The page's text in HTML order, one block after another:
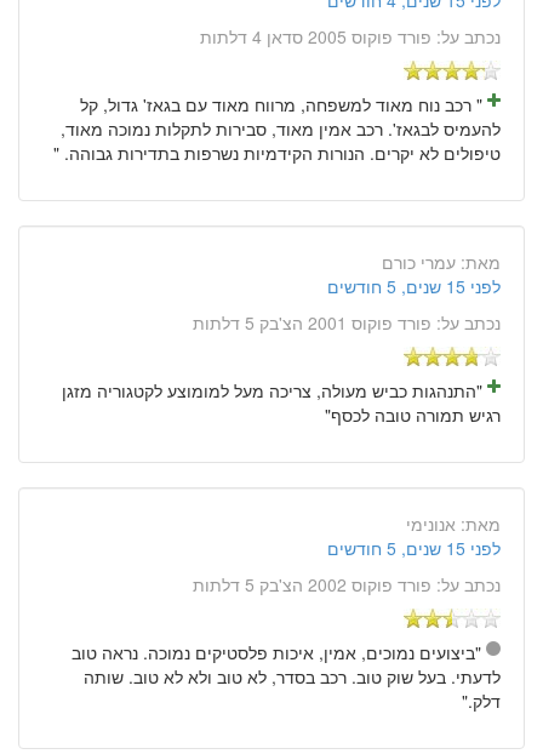
נכתב על: פורד פוקוס 2005 סדאן 4 דלתות
" רכב נוח מאוד למשפחה, מרווח מאוד עם בגאז' גדול, קל
להעמיס לבגאז'. רכב אמין מאוד, סבירות לתקלות נמוכה מאוד,
טיפולים לא יקרים. הנורות הקידמיות נשרפות בתדירות גבוהה. "
מאת: עמרי כורם
לפני 15 שנים, 5 חודשים
נכתב על: פורד פוקוס 2001 הצ'בק 5 דלתות
"התנהגות כביש מעולה, צריכה מעל למומוצע לקטגוריה מזגן
רגיש תמורה טובה לכסף"
מאת: אנונימי
לפני 15 שנים, 5 חודשים
נכתב על: פורד פוקוס 2002 הצ'בק 5 דלתות
"ביצועים נמוכים, אמין, איכות פלסטיקים נמוכה. נראה טוב
לדעתי. בעל שוק טוב. רכב בסדר, לא טוב ולא לא טוב. שותה
דלק."